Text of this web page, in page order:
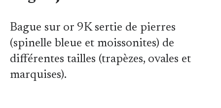
Bague sur or 9K sertie de pierres
(spinelle bleue et moissonites) de
différentes tailles (trapèzes, ovales et
marquises).